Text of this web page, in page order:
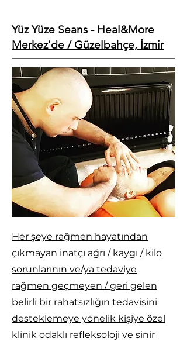
Yüz Yüze Seans - Heal&More
Merkez'de / Güzelbahçe, İzmir
Her şeye rağmen hayatından
çıkmayan inatçı ağrı / kaygı / kilo
sorunlarının ve/ya tedaviye
rağmen geçmeyen / geri gelen
belirli bir rahatsızlığın tedavisini
desteklemeye yönelik kişiye özel
klinik odaklı refleksoloji ve sinir